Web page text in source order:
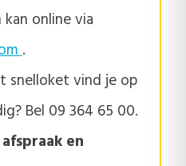
kan online via
.
snelloket vind je op
Bel 09 364 65 00.
en